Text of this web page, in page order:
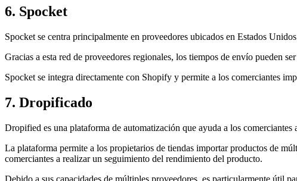
6. Spocket
Spocket se centra principalmente en proveedores ubicados en Estados
Gracias a esta red de proveedores regionales, los tiempos de envío pueden
Spocket se integra directamente con Shopify y permite a los comerciantes
7. Dropificado
Dropified es una plataforma de automatización que ayuda a los
La plataforma permite a los propietarios de tiendas importar productos de
comerciantes a realizar un seguimiento del rendimiento del producto.
Debido a sus capacidades de múltiples proveedores, es particularmente útil